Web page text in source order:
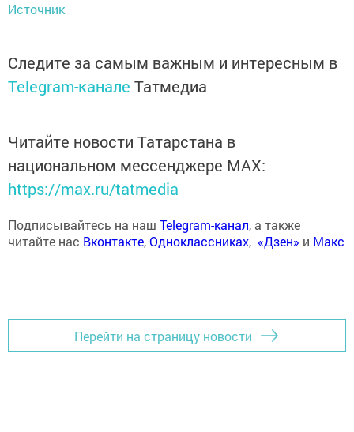
Источник
Следите за самым важным и интересным в
Telegram-канале Татмедиа
Читайте новости Татарстана в
национальном мессенджере MАХ:
https://max.ru/tatmedia
Подписывайтесь на наш Telegram-канал, а также
читайте нас Вконтакте,Одноклассниках, «Дзен» и Макс
Перейти на страницу новости